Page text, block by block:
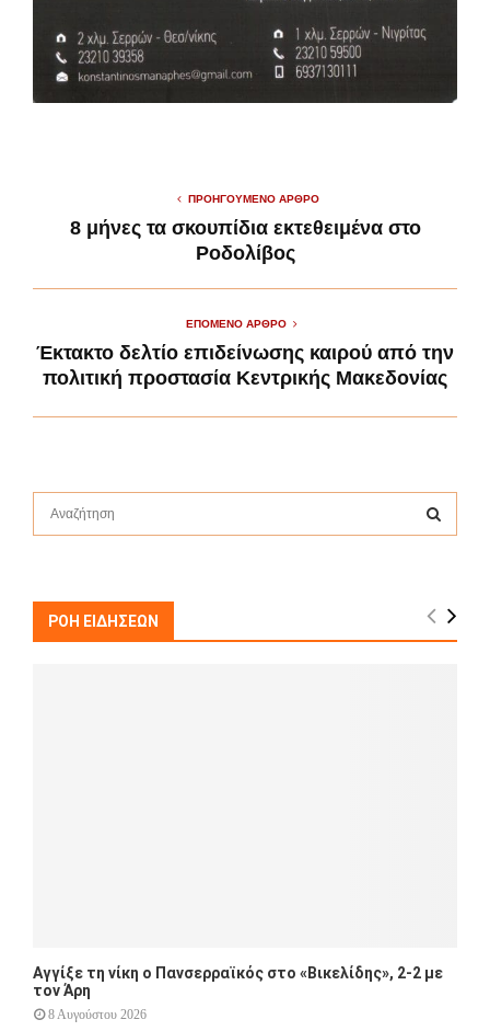
ΠΡΟΗΓΟΎΜΕΝΟ ΆΡΘΡΟ
8 μήνες τα σκουπίδια εκτεθειμένα στο
Ροδολίβος
ΕΠΌΜΕΝΟ ΆΡΘΡΟ
Έκτακτο δελτίο επιδείνωσης καιρού από την
πολιτική προστασία Κεντρικής Μακεδονίας
f
A
ΡΟΗ ΕΙΔΗΣΕΩΝ
Αγγίξε τη νίκη ο Πανσερραϊκός στο «Βικελίδης», 2-2 με
τον Άρη
8 Αυγούστου 2026